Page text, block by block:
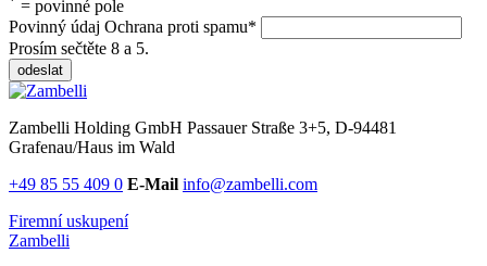
= povinné pole
Povinný údaj Ochrana proti spamu*
Prosím sečtěte 8 a 5.
odeslat
Zambelli Holding GmbH Passauer Straße 3+5, D-94481
Grafenau/Haus im Wald
+49 85 55 409 0 E-Mail info@zambelli.com
Firemní uskupení
Zambelli